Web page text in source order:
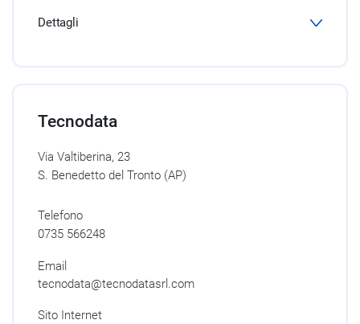
Dettagli
Tecnodata
Via Valtiberina, 23
S. Benedetto del Tronto (AP)
Telefono
0735 566248
Email
tecnodata@tecnodatasrl.com
Sito Internet